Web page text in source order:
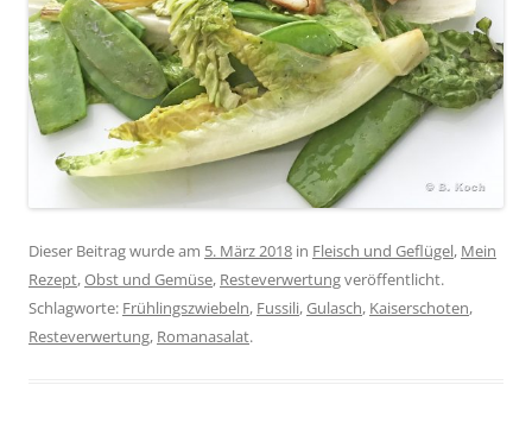
Dieser Beitrag wurde am 5. März 2018 in Fleisch und Geflügel, Mein
Rezept,Obst und Gemüse, Resteverwertungveröffentlicht.
Schlagworte: Frühlingszwiebeln, Fussili,Gulasch, Kaiserschoten,
Resteverwertung, Romanasalat.